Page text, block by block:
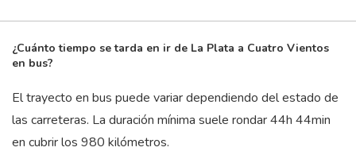
¿Cuánto tiempo se tarda en ir de La Plata a Cuatro Vientos
en bus?
El trayecto en bus puede variar dependiendo del estado de
las carreteras. La duración mínima suele rondar 44h 44min
en cubrir los 980 kilómetros.